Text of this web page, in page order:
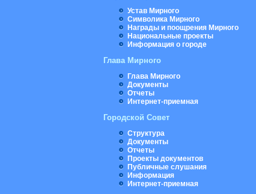
Устав Мирного
Символика Мирного
Награды и поощрения Мирного
Национальные проекты
Информация о городе
Глава Мирного
Глава Мирного
Документы
Отчеты
Интернет-приемная
Городской Совет
Структура
Документы
Отчеты
Проекты документов
Публичные слушания
Информация
Интернет-приемная